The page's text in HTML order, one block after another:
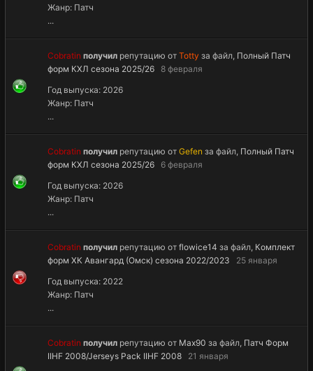
Жанр: Патч
...
Cobratin получил репутацию от Totty за файл, Полный Патч
форм КХЛ сезона 2025/26
8 февраля
Год выпуска: 2026
Жанр: Патч
...
Cobratin получил репутацию от Gefen за файл, Полный Патч
форм КХЛ сезона 2025/26
6 февраля
Год выпуска: 2026
Жанр: Патч
...
Cobratin получил репутацию от flowice14 за файл, Комплект
форм ХК Авангард (Омск) сезона 2022/2023
25 января
Год выпуска: 2022
Жанр: Патч
...
Cobratin получил репутацию от Max90 за файл, Патч Форм
IIHF 2008/Jerseys Pack IIHF 2008
21 января